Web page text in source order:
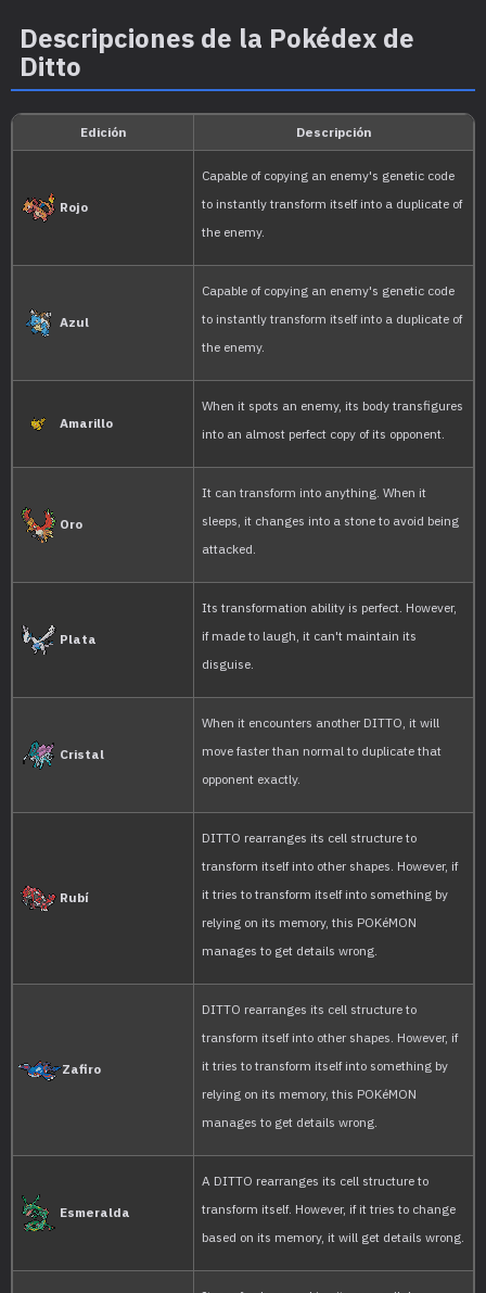
Descripciones de la Pokédex de
Ditto